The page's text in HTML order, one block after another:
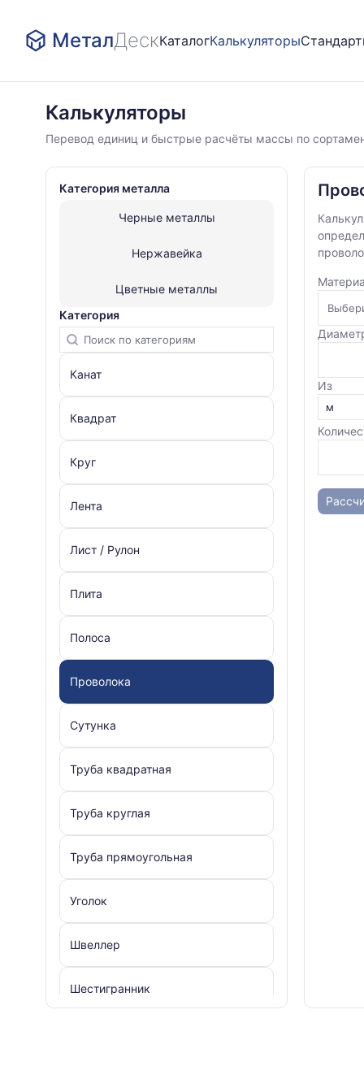
МеталДескКаталогКалькуляторы
Калькуляторы
Нержавейка
нержавеющая
Калькуляторы
Перевод единиц и быстрые расчёты массы по
Категория металла
Черные металлы
Нержавейка
Цветные металлы
Категория
Канат
Квадрат
Круг
Лента
Лист / Рулон
Плита
Полоса
Проволока
Сутунка
Труба квадратная
Труба круглая
Труба прямоугольная
Уголок
Швеллер
Шестигранник
Из